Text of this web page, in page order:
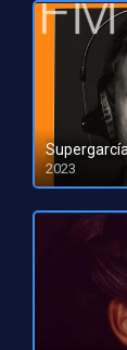
2023
HD 1080pHD